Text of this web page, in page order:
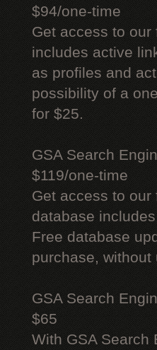
$94/one-time
Get access to
includes active
as profiles and
possibility of a
for $25.
GSA Search
$119/one-time
Get access to
database
Free database
purchase,
GSA Search
$65
With GSA Search